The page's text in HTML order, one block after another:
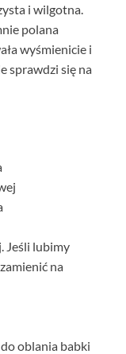
i wilgotna.
polana
wyśmienicie i
sprawdzi się na
Jeśli lubimy
na
oblania babki